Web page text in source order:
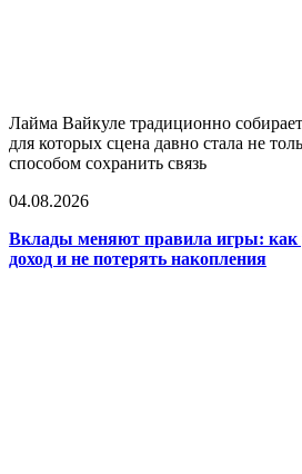
Лайма Вайкуле традиционно
для которых сцена давно стала не
способом сохранить связь
04.08.2026
Вклады меняют правила игры: как
доход и не потерять накопления